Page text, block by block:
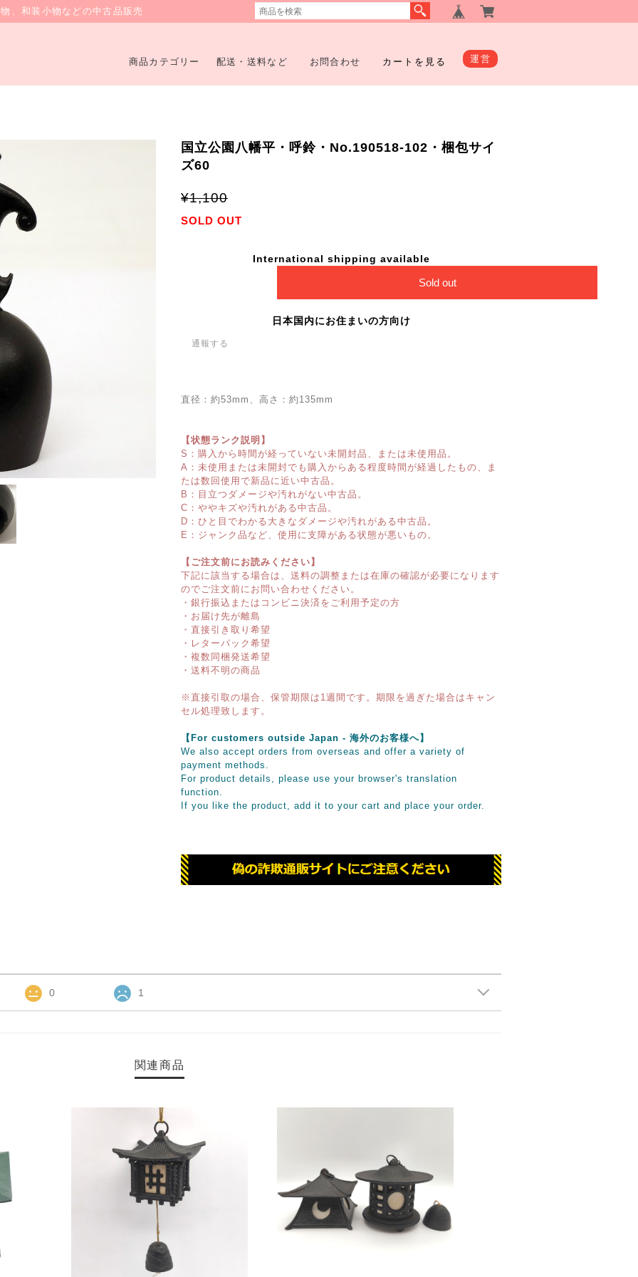
、和装小物などの中古品販売
商品カテゴリー 配送・送料など お問合わせ カートを見る 運営
国立公園八幡平・呼鈴・No.190518-102・梱包サイ
ズ60
¥1,100
SOLD OUT
International shipping available
Sold out
日本国内にお住まいの方向け
通報する
直径：約53mm、高さ：約135mm
【状態ランク説明】
S：購入から時間が経っていない未開封品、または未使用品。
A：未使用または未開封でも購入からある程度時間が経過したもの、ま
たは数回使用で新品に近い中古品。
B：目立つダメージや汚れがない中古品。
C：ややキズや汚れがある中古品。
D：ひと目でわかる大きなダメージや汚れがある中古品。
E：ジャンク品など、使用に支障がある状態が悪いもの。
【ご注文前にお読みください】
下記に該当する場合は、送料の調整または在庫の確認が必要になります
のでご注文前にお問い合わせください。
・銀行振込またはコンビニ決済をご利用予定の方
・お届け先が離島
・直接引き取り希望
・レターパック希望
・複数同梱発送希望
・送料不明の商品
※直接引取の場合、保管期限は1週間です。期限を過ぎた場合はキャン
セル処理致します。
【For customers outside Japan - 海外のお客様へ】
We also accept orders from overseas and offer a variety of
payment methods.
For product details, please use your browser's translation
function.
If you like the product, add it to your cart and place your order.
0 1
関連商品